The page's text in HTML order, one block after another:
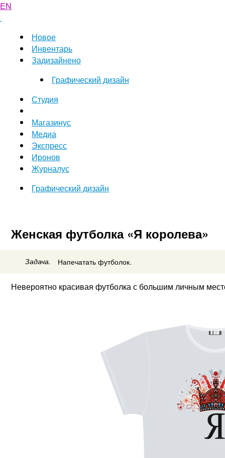
EN
Новое
Инвентарь
Задизайнено
Графический дизайн
Студия
Магазинус
Медиа
Экспресс
Иронов
Журналус
Графический дизайн
Женская футболка «Я королева»
Задача. Напечатать футболок.
Невероятно красивая футболка с большим личным